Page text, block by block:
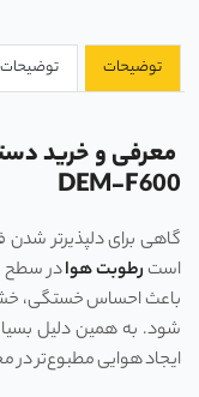
توضیحات
معرفی و خرید
DEM-F600
گاهی برای دلپذیرتر
است رطوبت هوادر سطح
باعث احساس خستگی،
شود. به همین دلیل
ایجاد هوایی مطبوع‌تر